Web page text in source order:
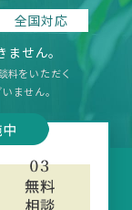
全国対応
せん。
料をいただく
ません。